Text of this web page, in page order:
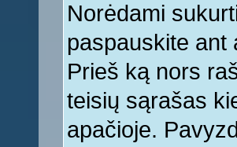
Norėdami
paspauskite ant
Prieš ką nors
teisių sąrašas
apačioje.